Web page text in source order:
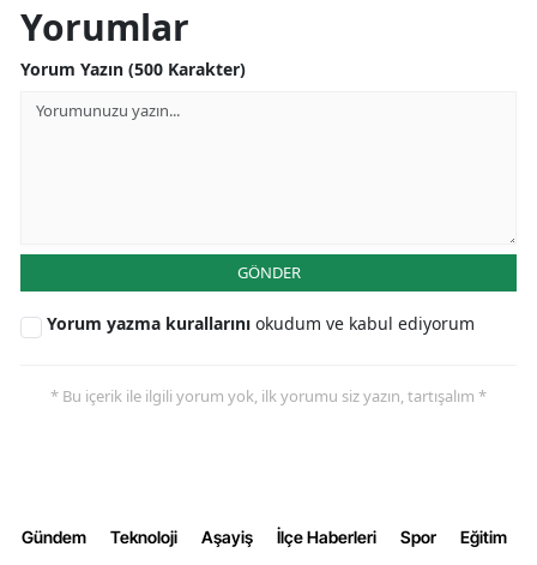
Iğdır
Osmaniye
Yorumlar
Yorum Yazın (500 Karakter)
GÖNDER
Yorum yazma kurallarını okudum ve kabul ediyorum
* Bu içerik ile ilgili yorum yok, ilk yorumu siz yazın, tartışalım *
Gündem Teknoloji Aşayiş İlçe Haberleri Spor Eğitim